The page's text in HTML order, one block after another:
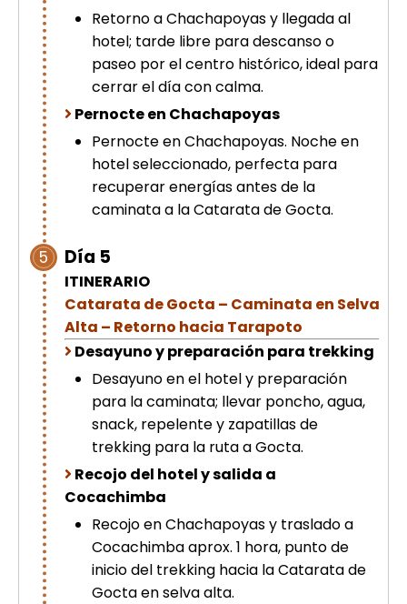
Retorno a Chachapoyas y llegada al
hotel; tarde libre para descanso o
paseo por el centro histórico, ideal para
cerrar el día con calma.
Pernocte en Chachapoyas
Pernocte en Chachapoyas. Noche en
hotel seleccionado, perfecta para
recuperar energías antes de la
caminata a la Catarata de Gocta.
5 Día 5
ITINERARIO
Catarata de Gocta – Caminata en Selva
Alta – Retorno hacia Tarapoto
Desayuno y preparación para trekking
Desayuno en el hotel y preparación
para la caminata; llevar poncho, agua,
snack, repelente y zapatillas de
trekking para la ruta a Gocta.
Recojo del hotel y salida a
Cocachimba
Recojo en Chachapoyas y traslado a
Cocachimba aprox. 1 hora, punto de
inicio del trekking hacia la Catarata de
Gocta en selva alta.